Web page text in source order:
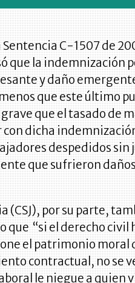
C-1507 de
que la indemnización
y daño
que este último
que el tasado de
dicha
despedidos sin
que sufrieron
(CSJ), por su parte,
que “si el derecho civil
el patrimonio moral
contractual, no se
le niegue a quien